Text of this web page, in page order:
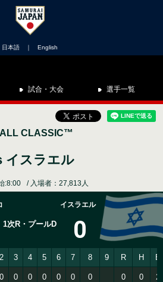
日本語 ｜ English
試合・大会 選手一覧
CLASSIC™
イスラエル
:8:00 入場者：27,813人
1次R・プールD
イスラエル
0
2 3 4 5 6 7 8 9 R H E
0 0 0 0 0 0 0 0 0 2